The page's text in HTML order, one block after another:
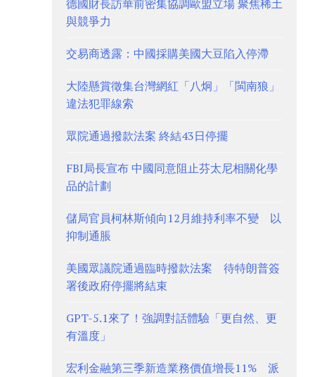
德國財長訪華前密集協調歐盟立場 聚焦稀土
與競爭力
交易商透露：中國採購美國大豆陷入停滯
大陸懸賞徵集台灣網紅「八炯」「閩南狼」
違法犯罪線索
眾院通過撥款法案 終結43日停擺
FBI局長宣布 中國同意阻止芬太尼相關化學
品的計劃
儲局官員柯林斯傾向12月維持利率不變 以
抑制通脹
美國眾議院通過臨時撥款法案 待特朗普簽
署後政府停擺將結束
GPT-5.1來了！強調對話體驗「更自然、更
有溫度」
宏利金融第三季新造業務價值增長11% 派